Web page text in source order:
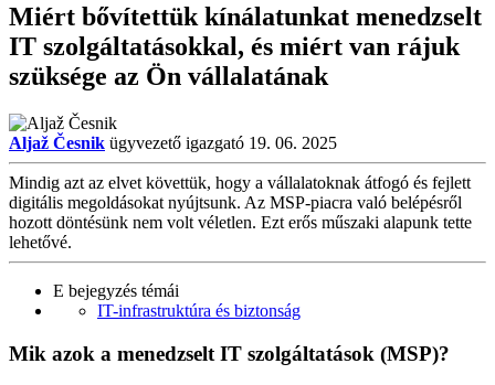
Miért bővítettük kínálatunkat menedzselt
IT szolgáltatásokkal, és miért van rájuk
szüksége az Ön vállalatának
Aljaž Česnik ügyvezető igazgató 19. 06. 2025
Mindig azt az elvet követtük, hogy a vállalatoknak átfogó és fejlett
digitális megoldásokat nyújtsunk. Az MSP‑piacra való belépésről
hozott döntésünk nem volt véletlen. Ezt erős műszaki alapunk tette
lehetővé.
E bejegyzés témái
IT-infrastruktúra és biztonság
Mik azok a menedzselt IT szolgáltatások (MSP)?